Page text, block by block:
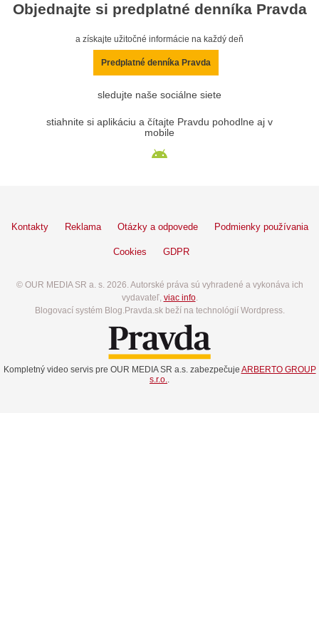
Objednajte si predplatné denníka Pravda
a získajte užitočné informácie na každý deň
Predplatné denníka Pravda
sledujte naše sociálne siete
stiahnite si aplikáciu a čítajte Pravdu pohodlne aj v
mobile
Kontakty Reklama Otázky a odpovede Podmienky používania
Cookies GDPR
© OUR MEDIA SR a. s. 2026. Autorské práva sú vyhradené a vykonáva ich
vydavateľ, viac info.
Blogovací systém Blog.Pravda.sk beží na technológií Wordpress.
Kompletný video servis pre OUR MEDIA SR a.s. zabezpečuje ARBERTO GROUP
s.r.o..